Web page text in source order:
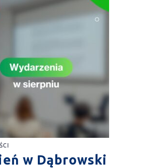
w Dąbrowski